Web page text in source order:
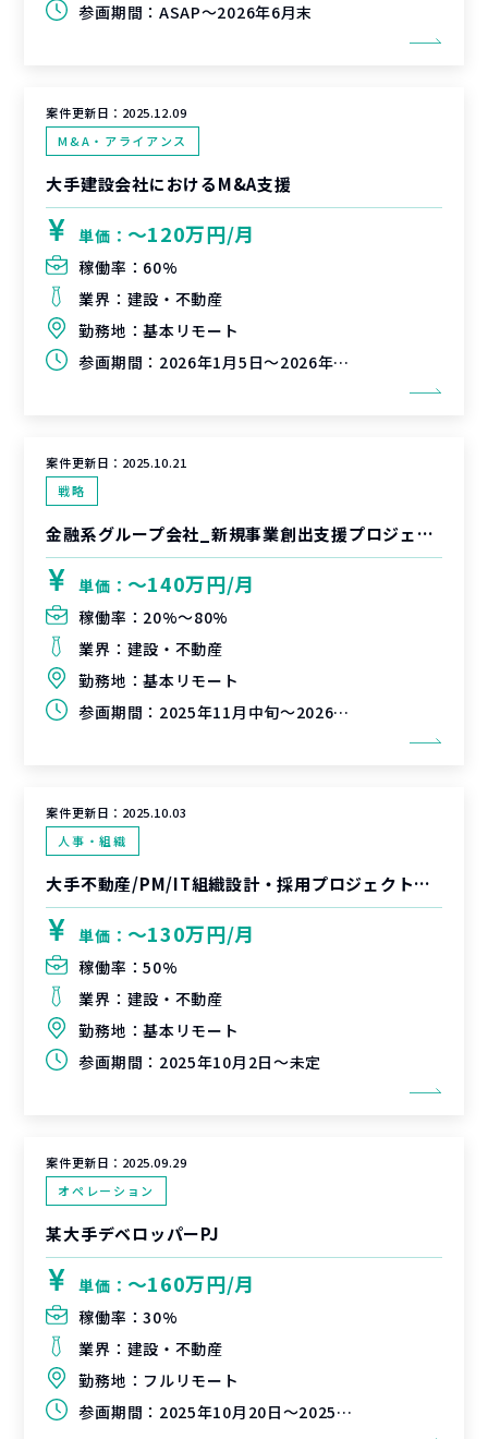
参画期間： ASAP～2026年6月末
案件更新日： 2025.12.09
M&A・アライアンス
大手建設会社におけるM&A支援
単価： 〜120万円/月
稼働率： 60%
業界： 建設・不動産
勤務地：基本リモート
参画期間： 2026年1月5日～2026年6月30日
案件更新日： 2025.10.21
戦略
金融系グループ会社_新規事業創出支援プロジェクト
単価： 〜140万円/月
稼働率： 20%〜80%
業界： 建設・不動産
勤務地：基本リモート
参画期間： 2025年11月中旬～2026年1月中旬
案件更新日： 2025.10.03
人事・組織
大手不動産/PM/IT組織設計・採用プロジェクト支援
単価： 〜130万円/月
稼働率：50%
業界： 建設・不動産
勤務地：基本リモート
参画期間： 2025年10月2日～未定
案件更新日： 2025.09.29
オペレーション
某大手デベロッパーPJ
単価： 〜160万円/月
稼働率：30%
業界： 建設・不動産
勤務地： フルリモート
参画期間： 2025年10月20日～2025年12月20日